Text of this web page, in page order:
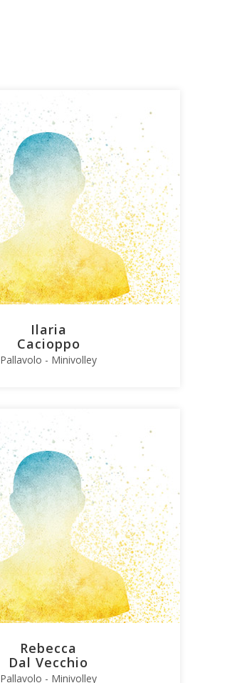
Ilaria
Cacioppo
Pallavolo - Minivolley
Rebecca
Dal Vecchio
Pallavolo - Minivolley